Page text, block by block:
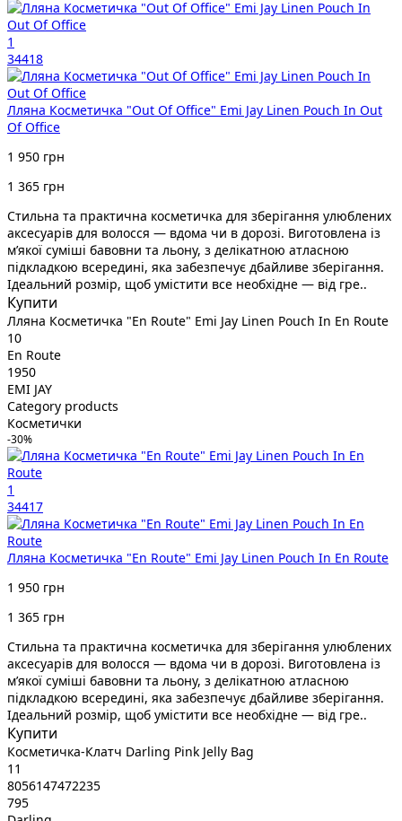
1
34418
Лляна Косметичка "Out Of Office" Emi Jay Linen Pouch In Out
Of Office
1 950 грн
1 365 грн
Стильна та практична косметичка для зберігання улюблених
аксесуарів для волосся — вдома чи в дорозі. Виготовлена із
м’якої суміші бавовни та льону, з делікатною атласною
підкладкою всередині, яка забезпечує дбайливе зберігання.
Ідеальний розмір, щоб умістити все необхідне — від гре..
Купити
Лляна Косметичка "En Route" Emi Jay Linen Pouch In En Route
10
En Route
1950
EMI JAY
Category products
Косметички
-30%
1
34417
Лляна Косметичка "En Route" Emi Jay Linen Pouch In En Route
1 950 грн
1 365 грн
Стильна та практична косметичка для зберігання улюблених
аксесуарів для волосся — вдома чи в дорозі. Виготовлена із
м’якої суміші бавовни та льону, з делікатною атласною
підкладкою всередині, яка забезпечує дбайливе зберігання.
Ідеальний розмір, щоб умістити все необхідне — від гре..
Купити
Косметичка-Клатч Darling Pink Jelly Bag
11
8056147472235
795